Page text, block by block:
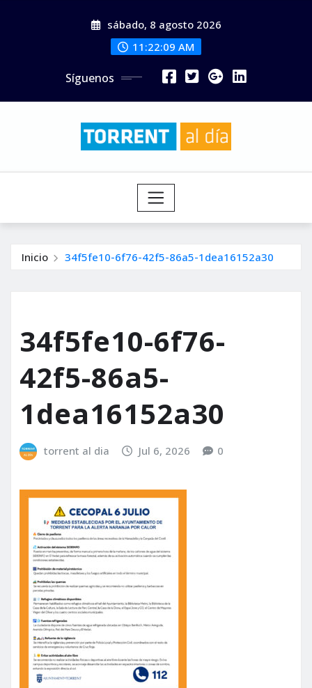
sábado, 8 agosto 2026
11:22:10 AM
Síguenos
Inicio 34f5fe10-6f76-42f5-86a5-1dea16152a30
34f5fe10-6f76-
42f5-86a5-
1dea16152a30
torrent al dia Jul 6, 2026 0